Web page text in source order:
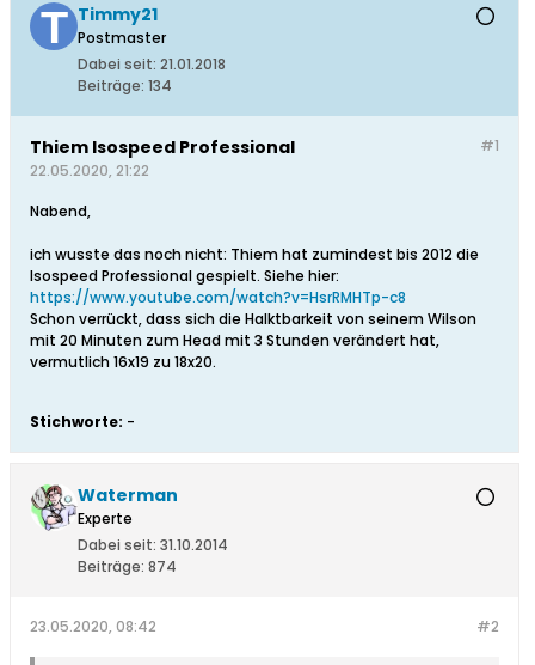
Timmy21
Postmaster
Dabei seit: 21.01.2018
Beiträge: 134
#1
Thiem Isospeed Professional
22.05.2020, 21:22
Nabend,
ich wusste das noch nicht: Thiem hat zumindest bis 2012 die
Isospeed Professional gespielt. Siehe hier:
https://www.youtube.com/watch?v=HsrRMHTp-c8
Schon verrückt, dass sich die Halktbarkeit von seinem Wilson
mit 20 Minuten zum Head mit 3 Stunden verändert hat,
vermutlich 16x19 zu 18x20.
Stichworte: -
Waterman
Experte
Dabei seit: 31.10.2014
Beiträge: 874
#2
23.05.2020, 08:42